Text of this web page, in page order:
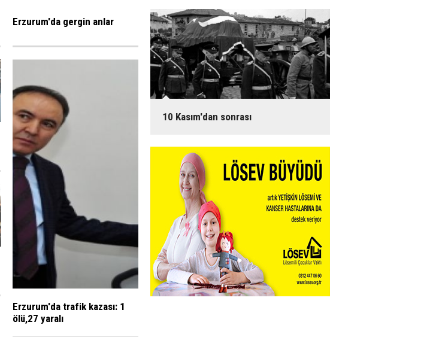
Erzurum'da gergin anlar
Erzurum'da trafik kazası: 1
ölü,27 yaralı
10 Kasım'dan sonrası